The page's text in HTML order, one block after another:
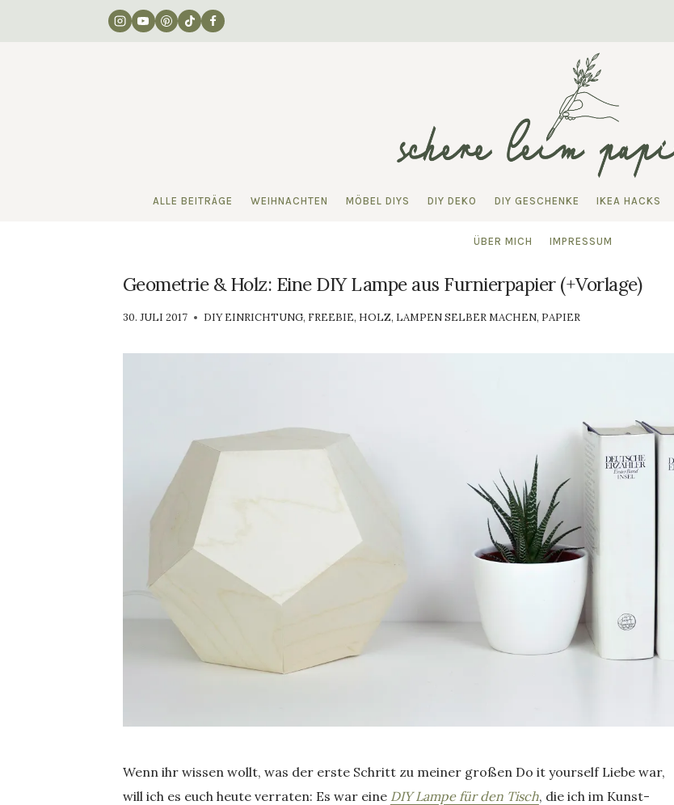
ALLE BEITRÄGE WEIHNACHTEN MÖBEL DIYS DIY DEKO DIY GESCHENKE IKEA HACKS
ÜBER MICH IMPRESSUM
Geometrie & Holz: Eine DIY Lampe aus Furnierpapier (+Vorlage)
VON
30. JULI 2017 DIY EINRICHTUNG, FREEBIE, HOLZ, LAMPEN SELBER MACHEN, PAPIER
Wenn ihr wissen wollt, was der erste Schritt zu meiner großen Do it yourself Liebe war,
will ich es euch heute verraten: Es war eine DIY Lampe für den Tisch, die ich im Kunst-